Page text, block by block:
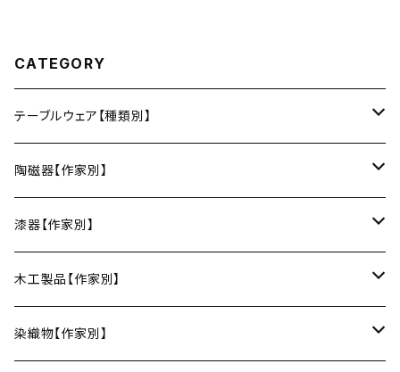
CATEGORY
テーブルウェア【種類別】
お皿
豆皿
丸皿
小鉢・中鉢・大鉢
小鉢
中鉢
ご飯茶碗
お椀・ボウル
陶磁器【作家別】
小春花窯（瀬戸焼／愛知）
HORITSUKE（瀬戸焼／愛知）
馬の目皿
AND C（瀬戸焼／愛知）
漆器【作家別】
中田漆木（香川）
庵治漆 -AJIURUSHI
erakko（京都）
木工製品【作家別】
りょうび庵（曲げわっぱ／秋田）
染織物【作家別】